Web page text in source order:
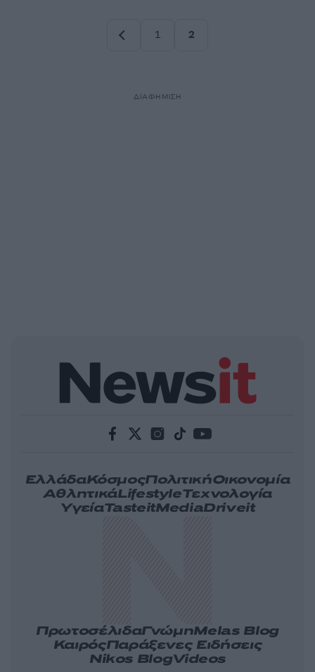
1
2
ΔΙΑΦΗΜΙΣΗ
ΕλλάδαΚόσμοςΠολιτικήΟικονομία
ΑθλητικάLifestyleΤεχνολογία
ΥγείαTasteitMediaDriveit
ΠρωτοσέλιδαΓνώμηMelas Blog
ΚαιρόςΠαράξενες Ειδήσεις
Nikos BlogVideos